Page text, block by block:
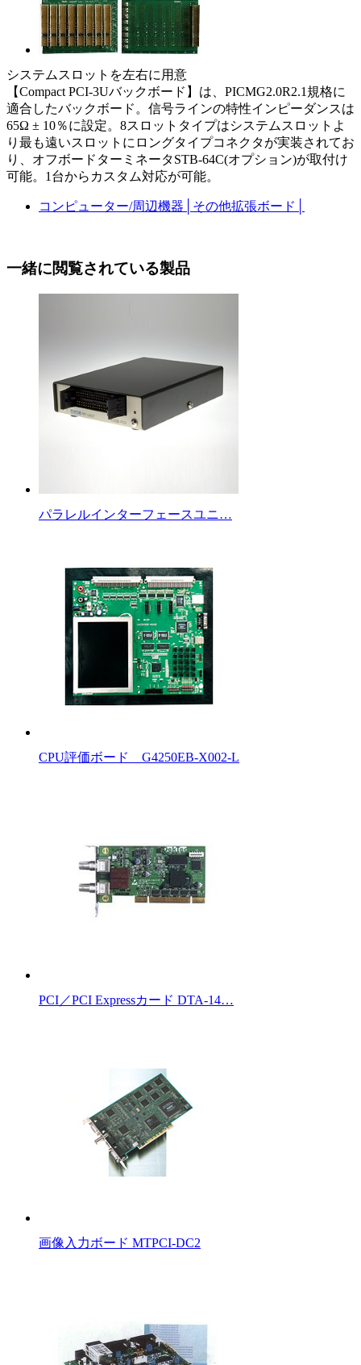
システムスロットを左右に用意
【Compact PCI-3Uバックボード】は、PICMG2.0R2.1規格に
適合したバックボード。信号ラインの特性インピーダンスは
65Ω ± 10％に設定。8スロットタイプはシステムスロットよ
り最も遠いスロットにロングタイプコネクタが実装されてお
り、オフボードターミネータSTB-64C(オプション)が取付け
可能。1台からカスタム対応が可能。
コンピューター/周辺機器 その他拡張ボード
一緒に閲覧されている製品
パラレルインターフェースユニ…
CPU評価ボード G4250EB-X002-L
PCI／PCI Expressカード DTA-14…
画像入力ボード MTPCI-DC2